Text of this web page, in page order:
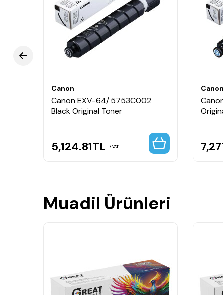
💼 Kullanım Alanları
Kurumsal ofisler
Fotokopi merkezleri
Renkli belge baskıları
Canon
Canon EXV-64/ 5753C002
Black Original Toner
5,124.81TL VAT
Canon
Muadil Ürünleri